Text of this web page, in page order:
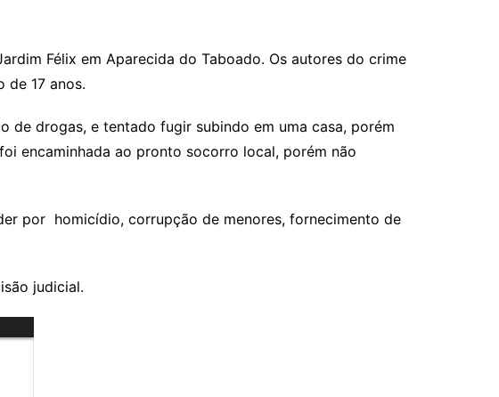
Félix em Aparecida do Taboado. Os autores do crime
de 17 anos.
drogas, e tentado fugir subindo em uma casa, porém
encaminhada ao pronto socorro local, porém não
por homicídio, corrupção de menores, fornecimento de
judicial.